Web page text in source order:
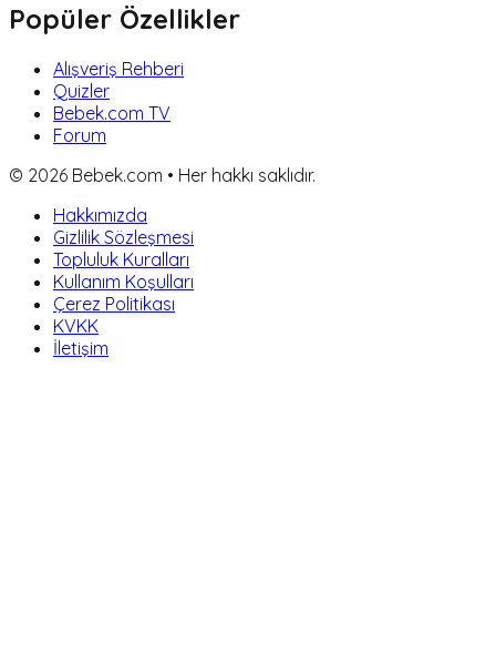
Popüler Özellikler
Alışveriş Rehberi
Quizler
Bebek.com TV
Forum
© 2026 Bebek.com • Her hakkı saklıdır.
Hakkımızda
Gizlilik Sözleşmesi
Topluluk Kuralları
Kullanım Koşulları
Çerez Politikası
KVKK
İletişim